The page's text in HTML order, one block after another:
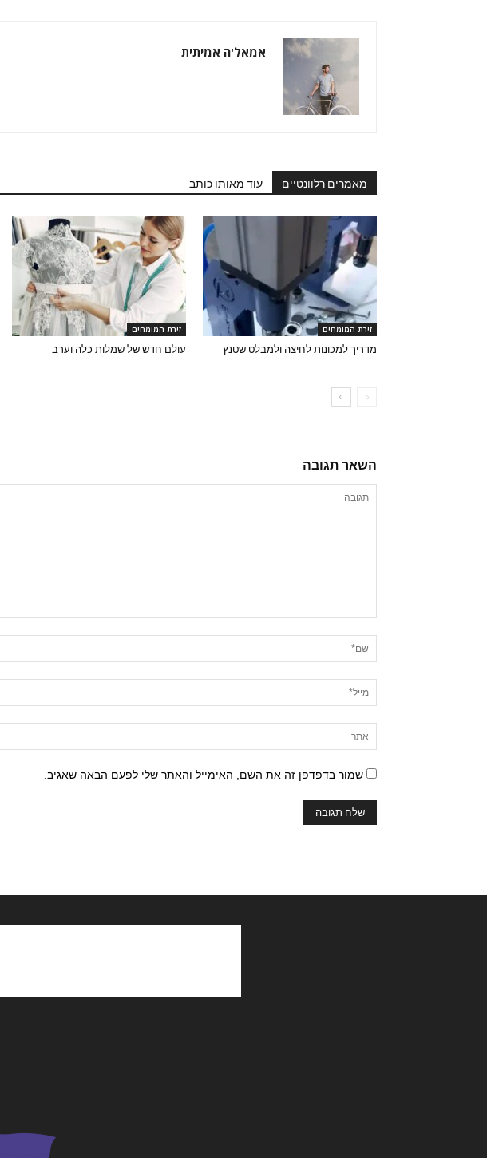
אמאל'ה אמיתית
מאמרים רלוונטיים עוד מאותו כותב
זירת המומחים
מדריך למכונות לחיצה ולמבלט שטנץ
זירת המומחים
עולם חדש של שמלות כלה וערב
השאר תגובה
שמור בדפדפן זה את השם, האימייל והאתר שלי לפעם הבאה שאגיב.